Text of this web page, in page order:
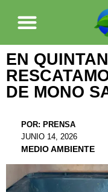
EN
DE MONO
POR: PRENSA
JUNIO 14, 2026
MEDIO AMBIENTE